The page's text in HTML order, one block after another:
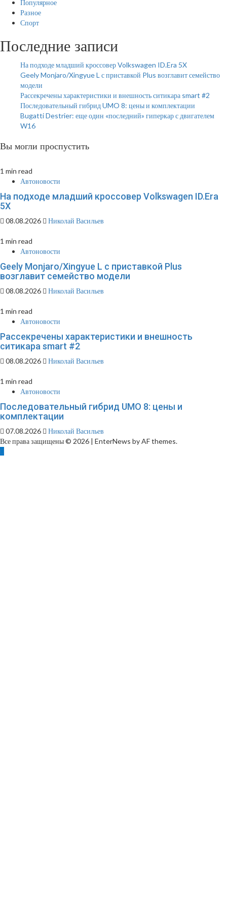
Популярное
Разное
Спорт
Последние записи
На подходе младший кроссовер Volkswagen ID.Era 5X
Geely Monjaro/Xingyue L с приставкой Plus возглавит семейство
модели
Рассекречены характеристики и внешность ситикара smart #2
Последовательный гибрид UMO 8: цены и комплектации
Bugatti Destrier: еще один «последний» гиперкар с двигателем
W16
Вы могли проспустить
1 min read
Автоновости
На подходе младший кроссовер Volkswagen ID.Era
5X
08.08.2026 Николай Васильев
1 min read
Автоновости
Geely Monjaro/Xingyue L с приставкой Plus
возглавит семейство модели
08.08.2026 Николай Васильев
1 min read
Автоновости
Рассекречены характеристики и внешность
ситикара smart #2
08.08.2026 Николай Васильев
1 min read
Автоновости
Последовательный гибрид UMO 8: цены и
комплектации
07.08.2026
Николай Васильев
Все права защищены © 2026
EnterNews by AF themes.